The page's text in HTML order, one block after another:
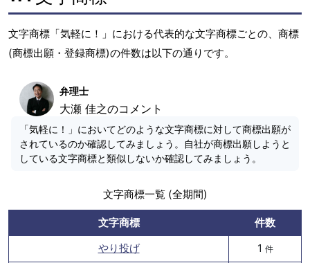
文字商標「気軽に！」における代表的な文字商標ごとの、商標
(商標出願・登録商標)の件数は以下の通りです。
弁理士
大瀬 佳之のコメント
「気軽に！」においてどのような文字商標に対して商標出願が
されているのか確認してみましょう。自社が商標出願しようと
している文字商標と類似しないか確認してみましょう。
文字商標一覧 (全期間)
文字商標
件数
やり投げ
1 件